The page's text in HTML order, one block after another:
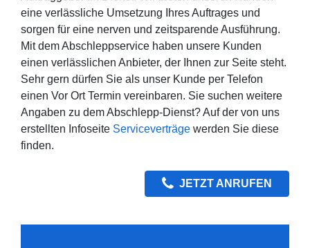
eine verlässliche Umsetzung Ihres Auftrages und
sorgen für eine nerven und zeitsparende Ausführung.
Mit dem Abschleppservice haben unsere Kunden
einen verlässlichen Anbieter, der Ihnen zur Seite steht.
Sehr gern dürfen Sie als unser Kunde per Telefon
einen Vor Ort Termin vereinbaren. Sie suchen weitere
Angaben zu dem Abschlepp-Dienst? Auf der von uns
erstellten Infoseite Serviceverträge werden Sie diese
finden.
JETZT ANRUFEN